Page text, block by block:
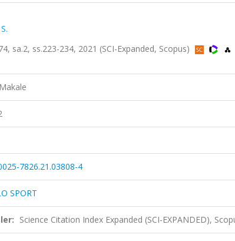
sa.2, ss.223-234, 2021 (SCI-Expanded, Scopus)
7826.21.03808-4
SPORT
Science Citation Index Expanded (SCI-EXPANDED),